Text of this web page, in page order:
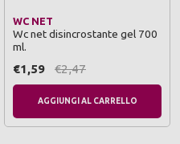
WC NET
Wc net disincrostante gel 700
ml.
€1,59 €2,47
AGGIUNGI AL CARRELLO